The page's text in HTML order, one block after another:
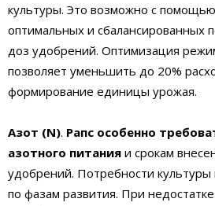
культуры. Это возможно с
оптимальных и сбалансированных
доз удобрений. Оптимизация
позволяет уменьшить до 20%
формирование единицы урожая.
Азот (N). Рапс особенно
азотного питания и срокам
удобрений. Потребности
по фазам развития. При